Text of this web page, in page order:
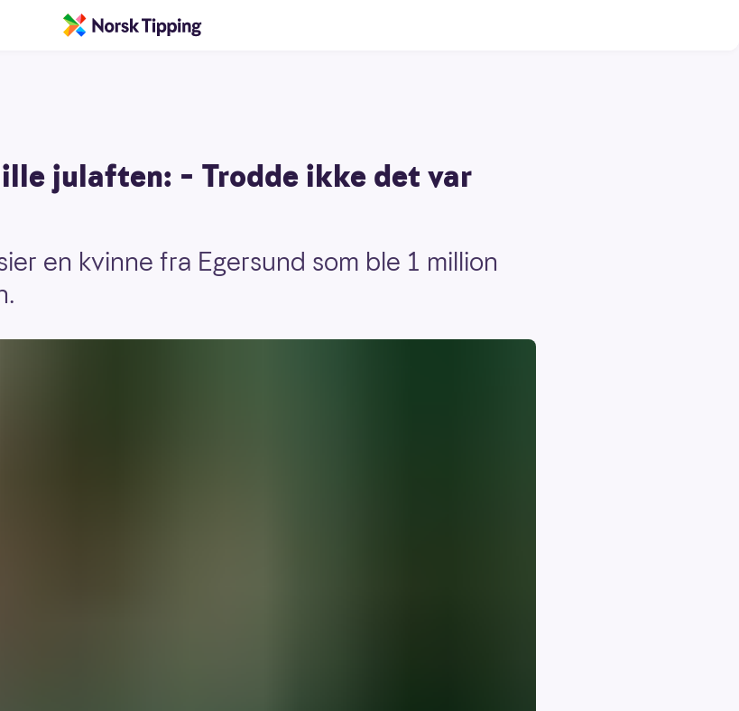
julaften: – Trodde ikke det var
en kvinne fra Egersund som ble 1 million